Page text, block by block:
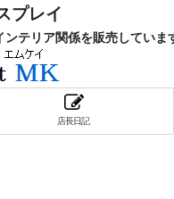
プレイ
テリア関係を販売していま
店長日記